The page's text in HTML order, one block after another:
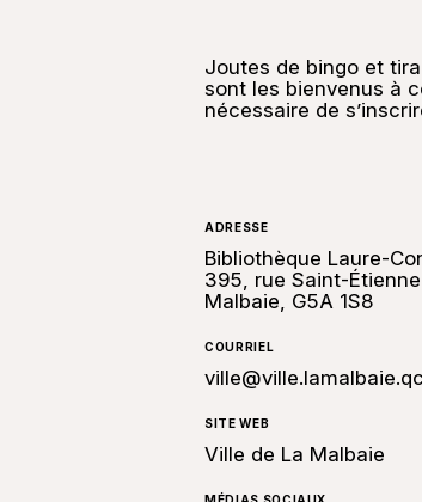
Joutes de bingo et
sont les bienvenus à
nécessaire de
ADRESSE
Bibliothèque Laure-
395, rue Saint-
Malbaie, G5A 1S8
COURRIEL
SITE WEB
Ville de La Malbaie